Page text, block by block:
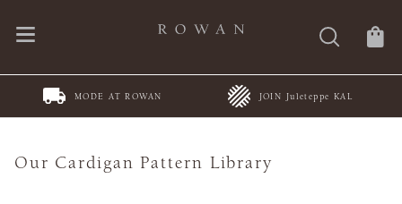
MODE AT ROWAN JOIN Juleteppe KAL
Our Cardigan Pattern Library